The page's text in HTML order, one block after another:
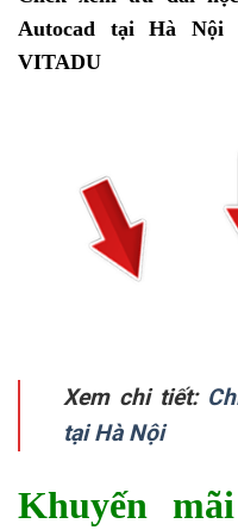
Autocad tại Hà Nội
VITADU
Xem chi tiết:
tại Hà Nội
Khuyến